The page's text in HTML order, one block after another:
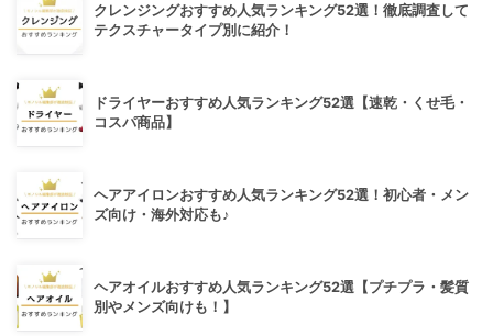
クレンジングおすすめ人気ランキング52選！徹底調査して
テクスチャータイプ別に紹介！
ドライヤーおすすめ人気ランキング52選【速乾・くせ毛・
コスパ商品】
ヘアアイロンおすすめ人気ランキング52選！初心者・メン
ズ向け・海外対応も♪
ヘアオイルおすすめ人気ランキング52選【プチプラ・髪質
別やメンズ向けも！】